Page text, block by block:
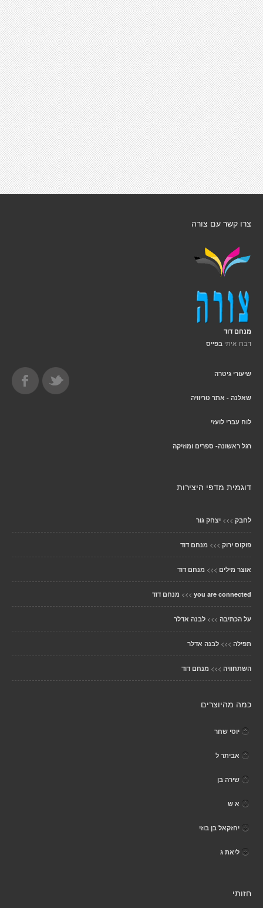
צרו קשר עם צורה
מנחם דוד
דברו איתי בפייס
שיעורי גיטרה
שאלנה - אתר טריוויה
לוח עברי לועזי
רגל ראשונה- ספרים ומוזיקה
דוגמית מדפי היצירות
לחבק >>> יצחק גור
פוקוס ירוק >>> מנחם דוד
אוצר מילים >>> מנחם דוד
you are connected
>>> מנחם דוד
על הכתיבה >>> לבנה אדלר
תפילה >>> לבנה אדלר
השתחוויה >>> מנחם דוד
כמה מהיוצרים
יוסי שחר
אביתר ל
שירה בן
א ש
יחזקאל בן בוזי
ליאת ג
חזותי